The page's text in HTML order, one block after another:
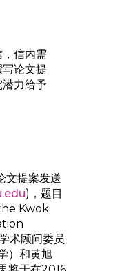
信内需
论文提
力给予
文提案发送
)，题目
Kwok
术顾问委员
）和黄旭